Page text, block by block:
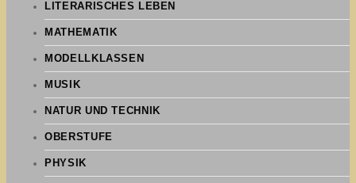
LITERARISCHES LEBEN
MATHEMATIK
MODELLKLASSEN
MUSIK
NATUR UND TECHNIK
OBERSTUFE
PHYSIK